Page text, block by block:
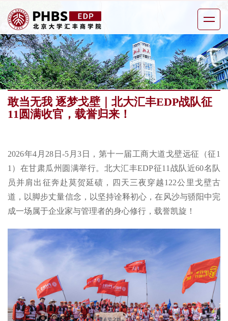
敢当无我 逐梦戈壁｜北大汇丰EDP战队征
11圆满收官，载誉归来！
2026年4月28日-5月3日，第十一届工商大道戈壁远征（征1
1）在甘肃瓜州圆满举行。北大汇丰EDP征11战队近60名队
员并肩出征奔赴莫贺延碛，四天三夜穿越122公里戈壁古
道，以脚步丈量信念，以坚持诠释初心，在风沙与骄阳中完
成一场属于企业家与管理者的身心修行，载誉凯旋！